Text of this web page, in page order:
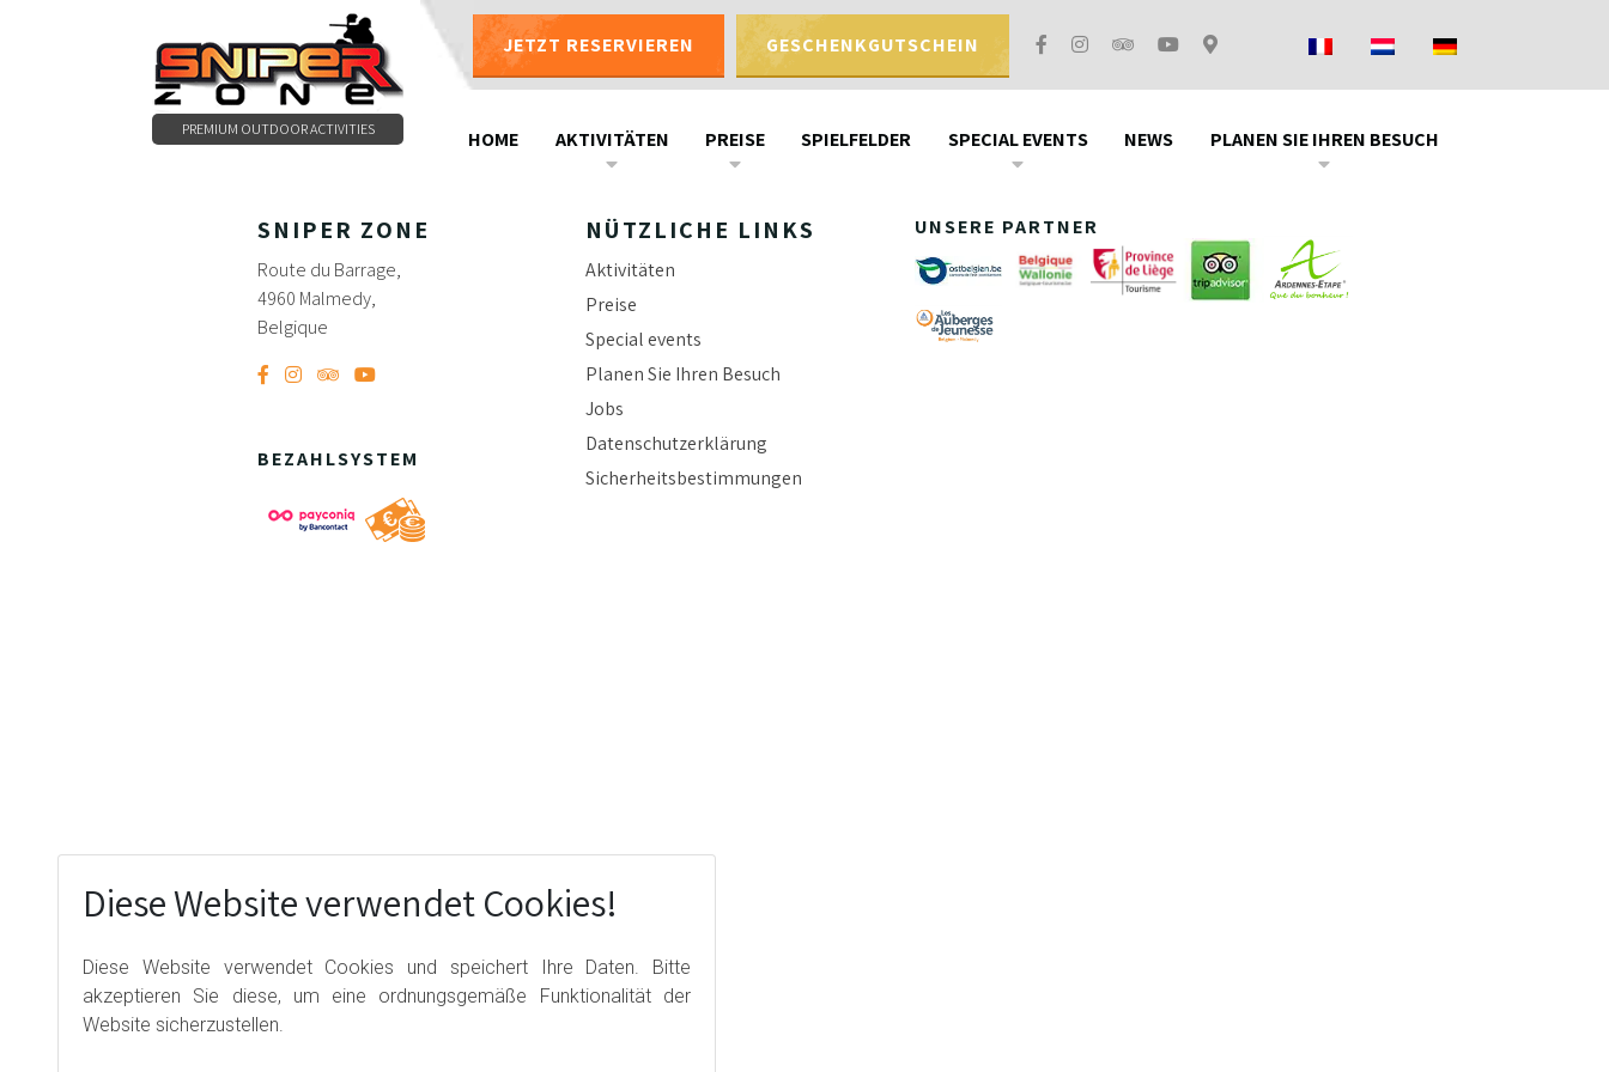
Diese Website verwendet Cookies!
Diese Website verwendet Cookies und speichert Ihre Daten. Bitte
akzeptieren Sie diese, um eine ordnungsgemäße Funktionalität der
Website sicherzustellen.
PREMIUM OUTDOOR ACTIVITIES
JETZT RESERVIEREN GESCHENKGUTSCHEIN
HOME AKTIVITÄTEN PREISE SPIELFELDER SPECIAL EVENTS NEWS PLANEN SIE IHREN BESUCH
0497479786 Geschenkgutschein Uns kontaktieren
SNIPER ZONE
Route du Barrage,
4960 Malmedy,
Belgique
BEZAHLSYSTEM
NÜTZLICHE LINKS
Aktivitäten
Preise
Special events
Planen Sie Ihren Besuch
Jobs
Datenschutzerklärung
Sicherheitsbestimmungen
UNSERE PARTNER